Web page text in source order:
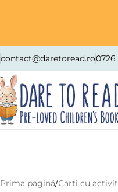
contact@daretoread.ro0726
Prima pagină Carti cu